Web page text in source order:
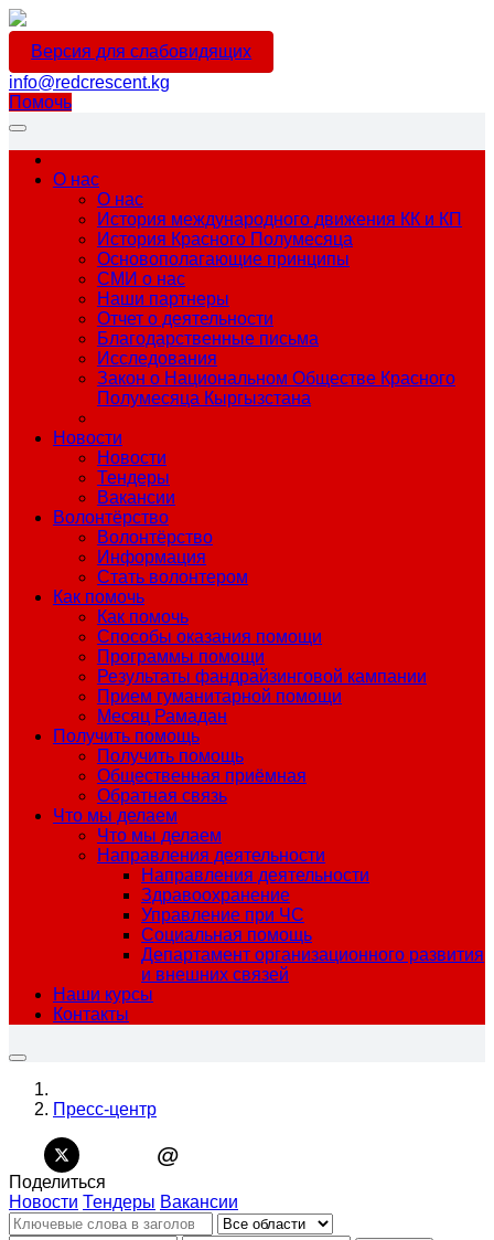
Версия для слабовидящих
info@redcrescent.kg
Помочь
О нас
О нас
История международного движения КК и КП
История Красного Полумесяца
Основополагающие принципы
СМИ о нас
Наши партнеры
Отчет о деятельности
Благодарственные письма
Исследования
Закон о Национальном Обществе Красного
Полумесяца Кыргызстана
Новости
Новости
Тендеры
Вакансии
Волонтёрство
Волонтёрство
Информация
Стать волонтером
Как помочь
Как помочь
Способы оказания помощи
Программы помощи
Результаты фандрайзинговой кампании
Прием гуманитарной помощи
Месяц Рамадан
Получить помощь
Получить помощь
Общественная приёмная
Обратная связь
Что мы делаем
Что мы делаем
Направления деятельности
Направления деятельности
Здравоохранение
Управление при ЧС
Социальная помощь
Департамент организационного развития
и внешних связей
Наши курсы
Контакты
Пресс-центр
@
Поделиться
Новости Тендеры Вакансии